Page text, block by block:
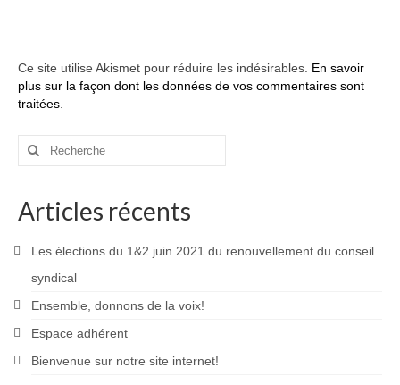
Ce site utilise Akismet pour réduire les indésirables. En savoir
plus sur la façon dont les données de vos commentaires sont
traitées
Rechercher
Articles récents
Les élections du 1&2 juin 2021 du renouvellement du conseil
syndical
Ensemble, donnons de la voix!
Espace adhérent
Bienvenue sur notre site internet!